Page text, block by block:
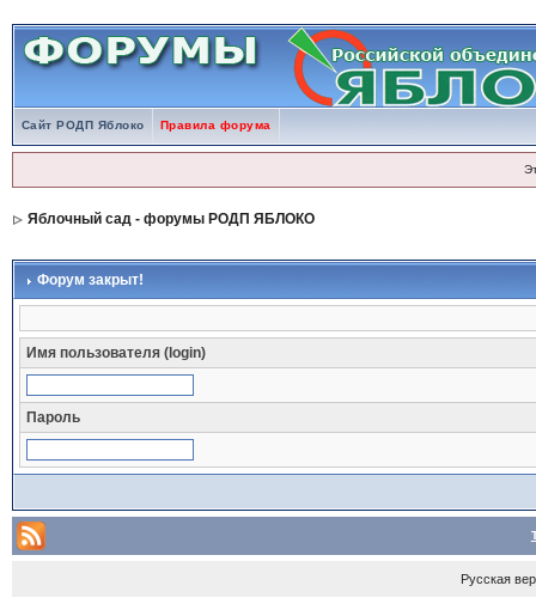
Сайт РОДП Яблоко Правила форума
Яблочный сад - форумы РОДП ЯБЛОКО
Форум закрыт!
Имя пользователя (login)
Пароль
Русская